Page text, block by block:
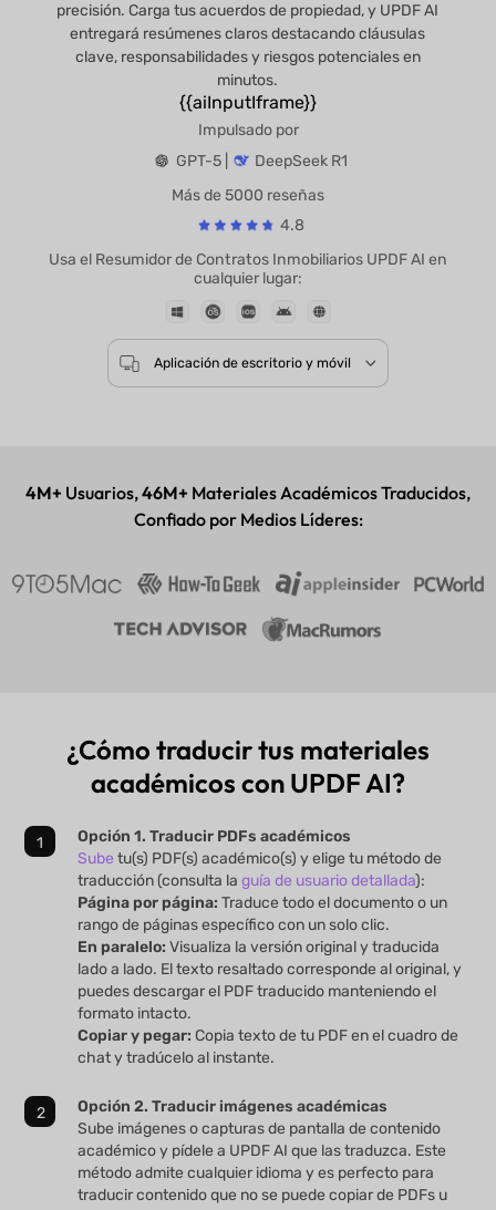
precisión. Carga tus acuerdos de propiedad, y UPDF AI
entregará resúmenes claros destacando cláusulas
clave, responsabilidades y riesgos potenciales en
minutos.
{{aiInputIframe}}
Impulsado por
GPT-5 |
DeepSeek R1
Más de 5000 reseñas
4.8
Usa el Resumidor de Contratos Inmobiliarios UPDF AI
Aplicación de escritorio y móvil
4M+ Usuarios,46M+ Materiales Académicos Traducidos,
Confiado por Medios Líderes:
¿Cómo traducir tus materiales
académicos con UPDF AI?
Opción 1. Traducir PDFs académicos
Sube tu(s) PDF(s) académico(s) y elige tu método de
traducción (consulta laguía de usuario detallada):
Página por página: Traduce todo el documento o un
rango de páginas específico con un solo clic.
En paralelo: Visualiza la versión original y traducida
lado a lado. El texto resaltado corresponde al original, y
puedes descargar el PDF traducido manteniendo el
formato intacto.
Copiar y pegar: Copia texto de tu PDF en el cuadro de
chat y tradúcelo al instante.
Opción 2. Traducir imágenes académicas
Sube imágenes o capturas de pantalla de contenido
académico y pídele a UPDF AI que las traduzca. Este
método admite cualquier idioma y es perfecto para
traducir contenido que no se puede copiar de PDFs u